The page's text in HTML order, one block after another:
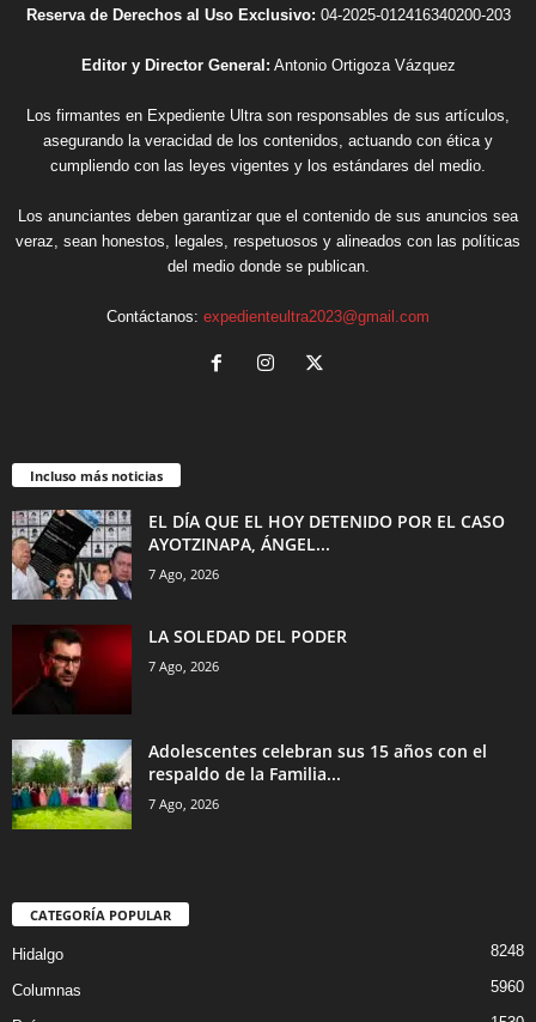
Reserva de Derechos al Uso Exclusivo: 04-2025-012416340200-203
Editor y Director General: Antonio Ortigoza Vázquez
Los firmantes en Expediente Ultra son responsables de sus artículos,
asegurando la veracidad de los contenidos, actuando con ética y
cumpliendo con las leyes vigentes y los estándares del medio.
Los anunciantes deben garantizar que el contenido de sus anuncios sea
veraz, sean honestos, legales, respetuosos y alineados con las políticas
del medio donde se publican.
Contáctanos: expedienteultra2023@gmail.com
Incluso más noticias
EL DÍA QUE EL HOY DETENIDO POR EL CASO
AYOTZINAPA, ÁNGEL...
7 Ago, 2026
LA SOLEDAD DEL PODER
7 Ago, 2026
Adolescentes celebran sus 15 años con el
respaldo de la Familia...
7 Ago, 2026
CATEGORÍA POPULAR
Hidalgo 8248
Columnas 5960